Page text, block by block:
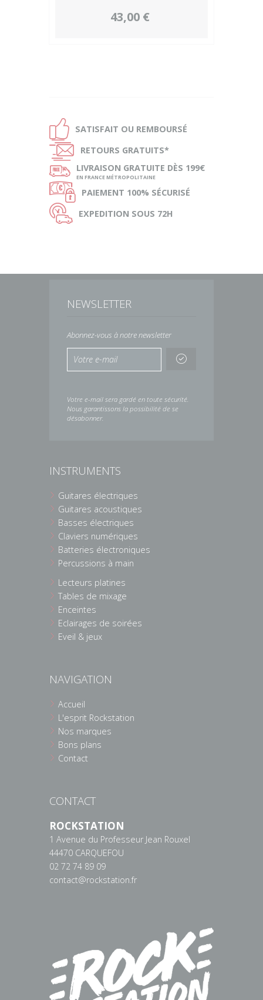
43,00 €
Ð SATISFAIT OU REMBOURSÉ
Ñ RETOURS GRATUITS*
ø LIVRAISON GRATUITE DÈS 199€
EN FRANCE MÉTROPOLITAINE
Ø PAIEMENT 100% SÉCURISÉ
Ù EXPEDITION SOUS 72H
NEWSLETTER
Abonnez-vous à notre newsletter
Votre e-mail sera gardé en toute sécurité.
Nous garantissons la possibilité de se
désabonner.
INSTRUMENTS
Guitares électriques
Guitares acoustiques
Basses électriques
Claviers numériques
Batteries électroniques
Percussions à main
Lecteurs platines
Tables de mixage
Enceintes
Eclairages de soirées
Eveil & jeux
NAVIGATION
Accueil
L'esprit Rockstation
Nos marques
Bons plans
Contact
CONTACT
ROCKSTATION
1 Avenue du Professeur Jean Rouxel
44470 CARQUEFOU
02 72 74 89 09
contact@rockstation.fr